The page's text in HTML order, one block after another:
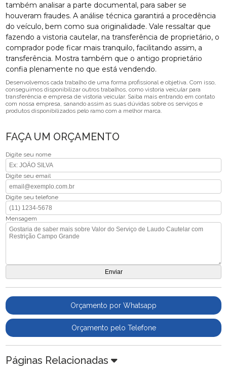
também analisar a parte documental, para saber se
houveram fraudes. A análise técnica garantirá a procedência
do veículo, bem como sua originalidade. Vale ressaltar que
fazendo a vistoria cautelar, na transferência de proprietário, o
comprador pode ficar mais tranquilo, facilitando assim, a
transferência. Mostra também que o antigo proprietário
confia plenamente no que está vendendo.
Desenvolvemos cada trabalho de uma forma profissional e objetiva. Com isso,
conseguimos disponibilizar outros trabalhos, como vistoria veicular para
transferência e empresa de vistoria veicular. Saiba mais entrando em contato
com nossa empresa, sanando assim as suas dúvidas sobre os serviços e
produtos disponibilizados pelo ramo com a melhor marca.
FAÇA UM ORÇAMENTO
Digite seu nome
Digite seu email
Digite seu telefone
Mensagem
Orçamento por Whatsapp
Orçamento pelo Telefone
Páginas Relacionadas